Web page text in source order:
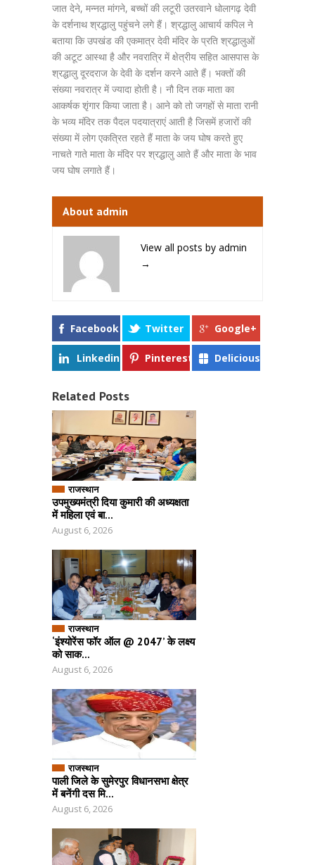
जात देने, मन्नत मांगने, बच्चों की लटूरी उतरवाने धोलागढ़ देवी
के दर्शनाथ श्रद्धालु पहुंचने लगे हैं। श्रद्धालु आचार्य कपिल ने
बताया कि उपखंड की एकमात्र देवी मंदिर के प्रति श्रद्धालुओं
की अटूट आस्था है और नवरात्रि में क्षेत्रीय सहित आसपास के
श्रद्धालु दूरदराज के देवी के दर्शन करने आते हैं। भक्तों की
संख्या नवरात्र में ज्यादा होती है। नौ दिन तक माता का
आकर्षक शृंगार किया जाता है। आने को तो जगहों से माता रानी
के भव्य मंदिर तक पैदल पदयात्राएं आती है जिसमें हजारों की
संख्या में लोग एकत्रित रहते हैं माता के जय घोष करते हुए
नाचते गाते माता के मंदिर पर श्रद्धालु आते हैं और माता के भाव
जय घोष लगाते हैं।
About admin
View all posts by admin
→
Facebook Twitter Google+
Linkedin Pinterest Delicious
Related Posts
राजस्थान
उपमुख्यमंत्री दिया कुमारी की अध्यक्षता
में महिला एवं बा...
August 6, 2026
राजस्थान
‘इंश्योरेंस फॉर ऑल @ 2047’ के लक्ष्य
को साक...
August 6, 2026
राजस्थान
पाली जिले के सुमेरपुर विधानसभा क्षेत्र
में बनेंगी दस मि...
August 6, 2026